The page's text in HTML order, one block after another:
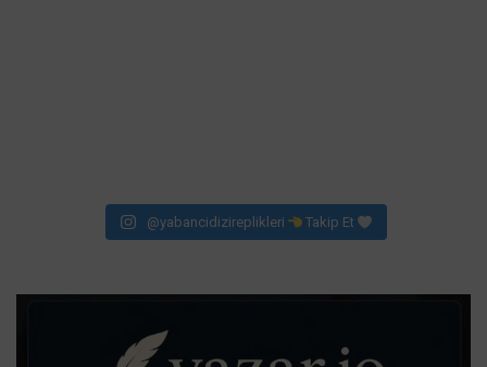
@yabancidizireplikleri Takip Et